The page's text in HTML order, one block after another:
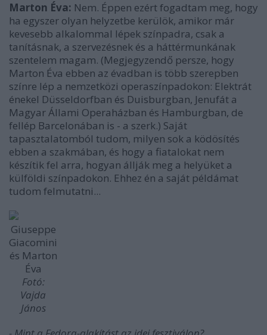
Marton Éva: Nem. Éppen ezért fogadtam meg, hogy
ha egyszer olyan helyzetbe kerülök, amikor már
kevesebb alkalommal lépek színpadra, csak a
tanításnak, a szervezésnek és a háttérmunkának
szentelem magam. (Megjegyzendő persze, hogy
Marton Éva ebben az évadban is több szerepben
színre lép a nemzetközi operaszínpadokon: Elektrát
énekel Düsseldorfban és Duisburgban, Jenufát a
Magyar Állami Operaházban és Hamburgban, de
fellép Barcelonában is - a szerk.) Saját
tapasztalatomból tudom, milyen sok a ködösítés
ebben a szakmában, és hogy a fiatalokat nem
készítik fel arra, hogyan állják meg a helyüket a
külföldi színpadokon. Ehhez én a saját példámat
tudom felmutatni...
Giuseppe
Giacomini
és Marton
Éva
Fotó:
Vajda
János